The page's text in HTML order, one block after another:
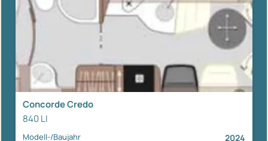
Concorde Credo
840 LI
Modell-/Baujahr 2024